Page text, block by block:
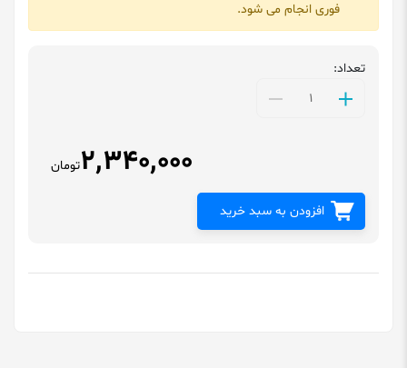
فوری انجام می شود.
تعداد:
2,340,000تومان
افزودن به سبد خرید